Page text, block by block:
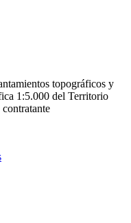
topográficos y
1:5.000 del Territorio